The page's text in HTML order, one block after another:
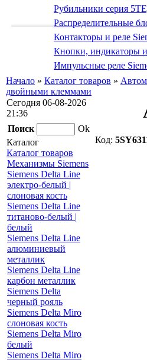
Рубильники серия
Распределительные
Контакторы и реле
Кнопки, индикаторы и
Импульсные реле
Начало » Каталог товаров »
двойными клеммами
Сегодня 06-08-2026
21:36
Поиск
Ok
Каталог
Каталог товаров
Механизмы Siemens
Siemens Delta Line
электро-белый |
слоновая кость
Siemens Delta Line
титаново-белый |
белый
Siemens Delta Line
алюминиевый
металлик
Siemens Delta Line
карбон металлик
Siemens Delta
черный рояль
Siemens Delta Miro
слоновая кость
Siemens Delta Miro
белый
Siemens Delta Miro
Код: